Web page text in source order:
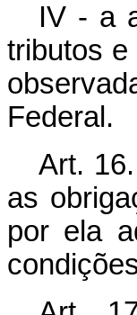
IV - a
tributos e
Federal.
Art.
as
por ela